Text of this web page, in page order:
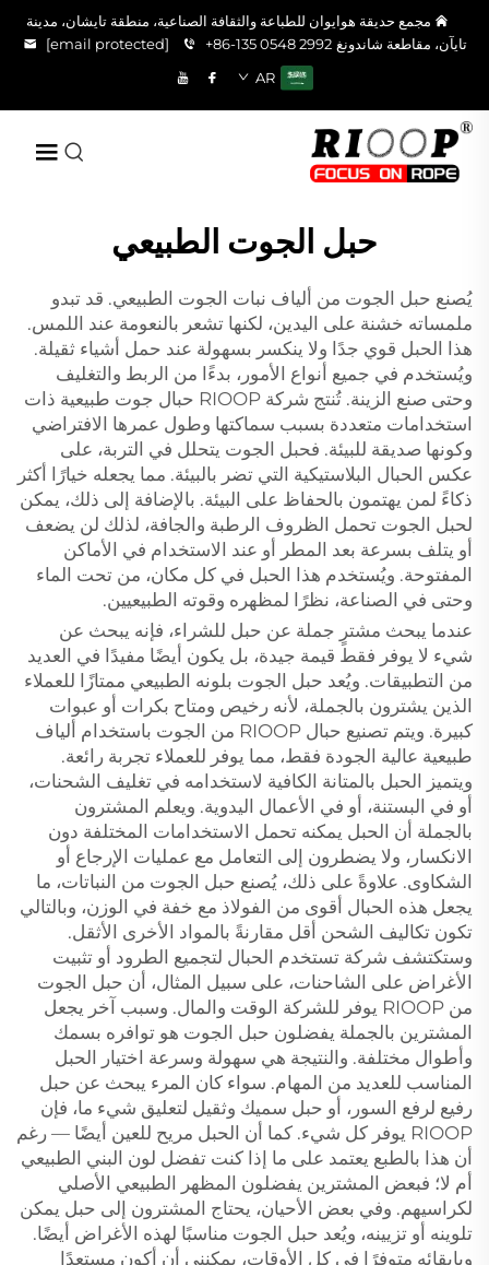
مجمع حديقة هوايوان للطباعة والثقافة الصناعية، منطقة تايشان، مدينة
تايآن، مقاطعة شاندونغ +86-135 0548 2992
[email protected]
AR
حبل الجوت الطبيعي
يُصنع حبل الجوت من ألياف نبات الجوت الطبيعي. قد تبدو
ملمساته خشنة على اليدين، لكنها تشعر بالنعومة عند اللمس.
هذا الحبل قوي جدًا ولا ينكسر بسهولة عند حمل أشياء ثقيلة.
ويُستخدم في جميع أنواع الأمور، بدءًا من الربط والتغليف
وحتى صنع الزينة. تُنتج شركة RIOOP حبال جوت طبيعية ذات
استخدامات متعددة بسبب سماكتها وطول عمرها الافتراضي
وكونها صديقة للبيئة. فحبل الجوت يتحلل في التربة، على
عكس الحبال البلاستيكية التي تضر بالبيئة. مما يجعله خيارًا أكثر
ذكاءً لمن يهتمون بالحفاظ على البيئة. بالإضافة إلى ذلك، يمكن
لحبل الجوت تحمل الظروف الرطبة والجافة، لذلك لن يضعف
أو يتلف بسرعة بعد المطر أو عند الاستخدام في الأماكن
المفتوحة. ويُستخدم هذا الحبل في كل مكان، من تحت الماء
وحتى في الصناعة، نظرًا لمظهره وقوته الطبيعيين.
عندما يبحث مشترٍ جملة عن حبل للشراء، فإنه يبحث عن
شيء لا يوفر فقط قيمة جيدة، بل يكون أيضًا مفيدًا في العديد
من التطبيقات. ويُعد حبل الجوت بلونه الطبيعي ممتازًا للعملاء
الذين يشترون بالجملة، لأنه رخيص ومتاح بكرات أو عبوات
كبيرة. ويتم تصنيع حبال RIOOP من الجوت باستخدام ألياف
طبيعية عالية الجودة فقط، مما يوفر للعملاء تجربة رائعة.
ويتميز الحبل بالمتانة الكافية لاستخدامه في تغليف الشحنات،
أو في البستنة، أو في الأعمال اليدوية. ويعلم المشترون
بالجملة أن الحبل يمكنه تحمل الاستخدامات المختلفة دون
الانكسار، ولا يضطرون إلى التعامل مع عمليات الإرجاع أو
الشكاوى. علاوةً على ذلك، يُصنع حبل الجوت من النباتات، ما
يجعل هذه الحبال أقوى من الفولاذ مع خفة في الوزن، وبالتالي
تكون تكاليف الشحن أقل مقارنةً بالمواد الأخرى الأثقل.
وستكتشف شركة تستخدم الحبال لتجميع الطرود أو تثبيت
الأغراض على الشاحنات، على سبيل المثال، أن حبل الجوت
من RIOOP يوفر للشركة الوقت والمال. وسبب آخر يجعل
المشترين بالجملة يفضلون حبل الجوت هو توافره بسمك
وأطوال مختلفة. والنتيجة هي سهولة وسرعة اختيار الحبل
المناسب للعديد من المهام. سواء كان المرء يبحث عن حبل
رفيع لرفع السور، أو حبل سميك وثقيل لتعليق شيء ما، فإن
RIOOP يوفر كل شيء. كما أن الحبل مريح للعين أيضًا — رغم
أن هذا بالطبع يعتمد على ما إذا كنت تفضل لون البني الطبيعي
أم لا؛ فبعض المشترين يفضلون المظهر الطبيعي الأصلي
لكراسيهم. وفي بعض الأحيان، يحتاج المشترون إلى حبل يمكن
تلوينه أو تزيينه، ويُعد حبل الجوت مناسبًا لهذه الأغراض أيضًا.
وبإبقائه متوفرًا في كل الأوقات، يمكنني أن أكون مستعدًا